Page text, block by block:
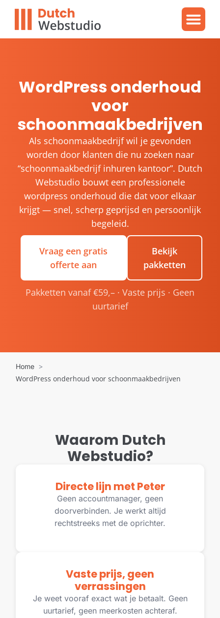
WordPress onderhoud
voor
schoonmaakbedrijven
Als schoonmaakbedrijf wil je gevonden
worden door klanten die nu zoeken naar
“schoonmaakbedrijf inhuren kantoor”. Dutch
Webstudio bouwt een professionele
wordpress onderhoud die dat voor elkaar
krijgt — snel, scherp geprijsd en persoonlijk
begeleid.
Vraag een gratis
offerte aan
Bekijk
pakketten
Pakketten vanaf €59,– · Vaste prijs · Geen
uurtarief
Home
WordPress onderhoud voor schoonmaakbedrijven
Waarom Dutch
Webstudio?
Directe lijn met Peter
Geen accountmanager, geen
doorverbinden. Je werkt altijd
rechtstreeks met de oprichter.
Vaste prijs, geen
verrassingen
Je weet vooraf exact wat je betaalt. Geen
uurtarief, geen meerkosten achteraf.